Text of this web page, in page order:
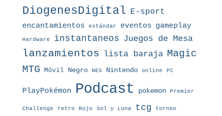
DiogenesDigital E-sport
encantamientos estándar eventos gameplay
Hardware instantaneos Juegos de Mesa
lanzamientos lista baraja Magic
MTG Móvil Negro NES Nintendo online PC
PlayPokémon Podcast pokemon Premier
Challenge retro Rojo Sol y Luna tcg torneo